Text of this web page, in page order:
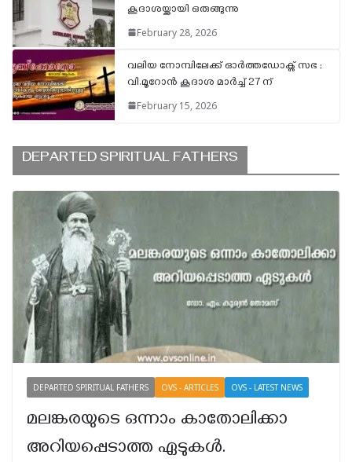
കൂദാശയ്ക്കായി ഒരുങ്ങുന്നു
February 28, 2026
വലിയ നോമ്പിലേക്ക് ഓർത്തഡോക്സ് സഭ ;
വി.മൂറോൻ കൂദാശ മാർച്ച്‌ 27 ന്
February 15, 2026
DEPARTED SPIRITUAL FATHERS
DEPARTED SPIRITUAL FATHERS OVS - ARTICLES OVS - LATEST NEWS
മലങ്കരയുടെ ഒന്നാം കാതോലിക്കാ
അറിയപ്പെടാത്ത ഏടുകള്‍.